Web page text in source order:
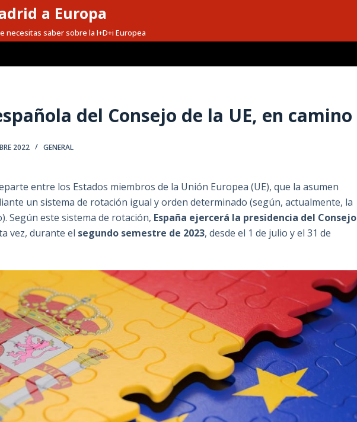
a Europa
necesitas saber sobre la I+D+i Europea
del Consejo de la UE, en camino
2022 GENERAL
entre los Estados miembros de la Unión Europea (UE), que la asumen
un sistema de rotación igual y orden determinado (según, actualmente, la
Según este sistema de rotación, España ejercerá la presidencia del Consejo
vez, durante el segundo semestre de 2023, desde el 1 de julio y el 31 de